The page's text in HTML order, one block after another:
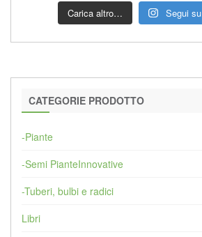
Carica altro… Segui
CATEGORIE PRODOTTO
-Piante
-Semi PianteInnovative
-Tuberi, bulbi e radici
Libri